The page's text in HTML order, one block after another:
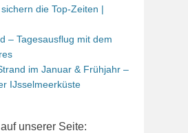
die Top-Zeiten |
– Tagesausflug mit dem
im Januar & Frühjahr –
IJsselmeerküste
unserer Seite: